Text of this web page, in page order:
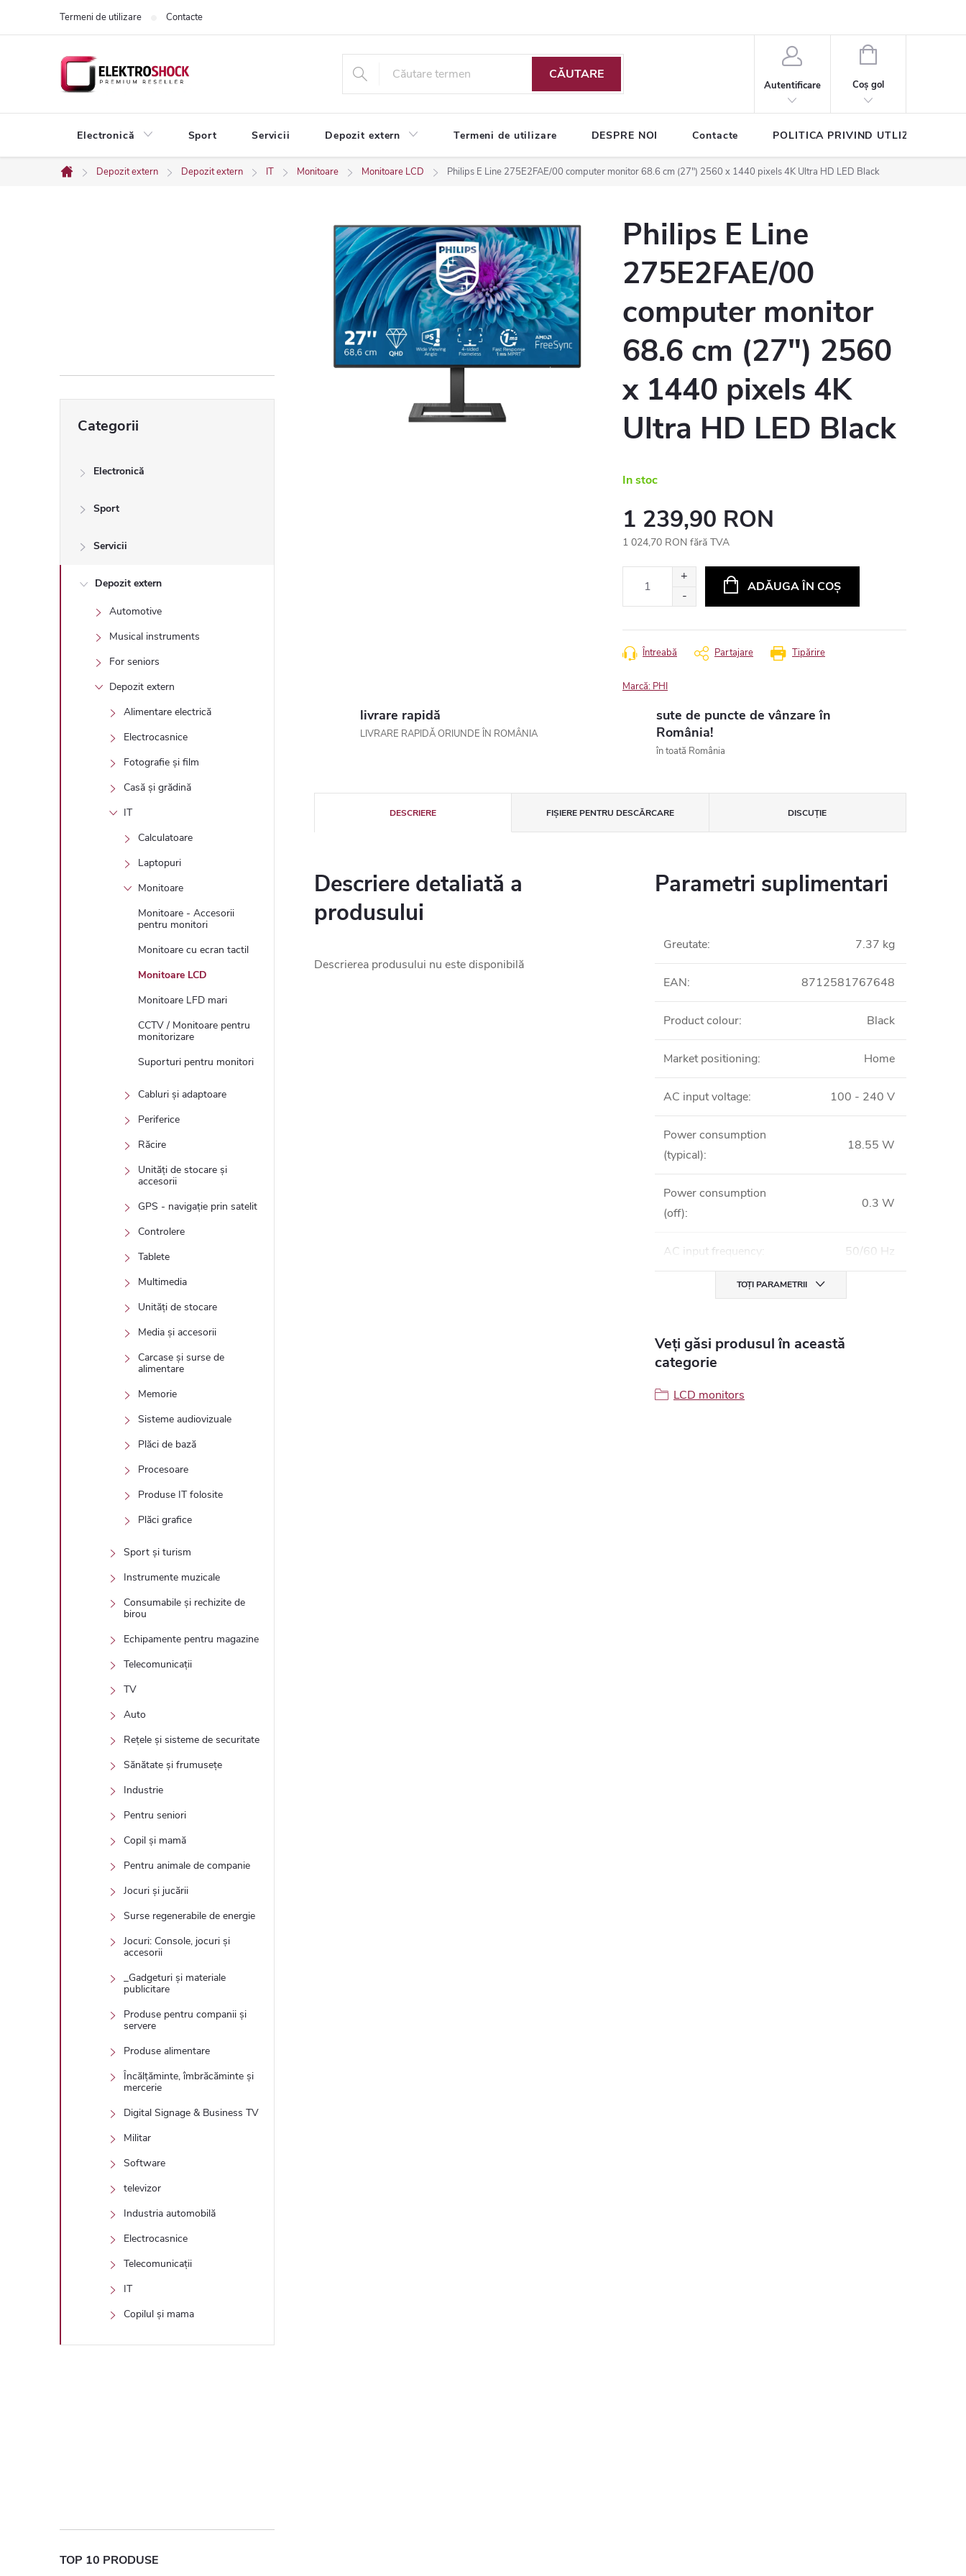
Termeni de utilizare Contacte
CĂUTARE
Autentificare
COŞ
CUMPĂRĂTURI
Coş gol
Electronică Sport Servicii Depozit extern Termeni de utilizare DESPRE NOI Contacte POLITICA PRIVIND UTLIZAREA
Acasă
Depozit extern Depozit extern IT Monitoare Monitoare LCD Philips E Line 275E2FAE/00 computer monitor 68.6 cm (27") 2560 x 1440 pixels 4K Ultra HD LED Black
l
a
a
pesteCategorii
Electronică
Sport
Servicii
Depozit extern
Automotive
Musical instruments
For seniors
Depozit extern
Alimentare electrică
Electrocasnice
Fotografie și film
Casă și grădină
IT
Calculatoare
Laptopuri
Monitoare
Monitoare - Accesorii
pentru monitori
Monitoare cu ecran tactil
Monitoare LCD
Monitoare LFD mari
CCTV / Monitoare pentru
monitorizare
Suporturi pentru monitori
Cabluri și adaptoare
Periferice
Răcire
Unități de stocare și
accesorii
GPS - navigație prin satelit
Controlere
Tablete
Multimedia
Unități de stocare
Media și accesorii
Carcase și surse de
alimentare
Memorie
Sisteme audiovizuale
Plăci de bază
Procesoare
Produse IT folosite
Plăci grafice
Sport și turism
Instrumente muzicale
Consumabile și rechizite de
birou
Echipamente pentru magazine
Telecomunicații
TV
Auto
Rețele și sisteme de securitate
Sănătate și frumusețe
Industrie
Pentru seniori
Copil și mamă
Pentru animale de companie
Jocuri și jucării
Surse regenerabile de energie
Jocuri: Console, jocuri și
accesorii
_Gadgeturi și materiale
publicitare
Produse pentru companii și
servere
Produse alimentare
Încălțăminte, îmbrăcăminte și
mercerie
Digital Signage & Business TV
Militar
Software
televizor
Industria automobilă
Electrocasnice
Telecomunicații
IT
Copilul și mama
TOP 10 PRODUSE
Philips E Line
275E2FAE/00
computer monitor
68.6 cm (27") 2560
x 1440 pixels 4K
Ultra HD LED Black
In stoc
1 239,90 RON
1 024,70 RON fără TVA
ADĂUGA ÎN COŞ
Tipărire
Întreabă Partajare
Marcă: PHI
livrare rapidă
LIVRARE RAPIDĂ ORIUNDE ÎN ROMÂNIA
sute de puncte de vânzare în
România!
în toată România
DESCRIERE FIȘIERE PENTRU DESCĂRCARE DISCUŢIE
Descriere detaliată a
produsului
Descrierea produsului nu este disponibilă
Parametri suplimentari
Greutate: 7.37 kg
EAN: 8712581767648
Product colour: Black
Market positioning: Home
AC input voltage: 100 - 240 V
Power consumption
(typical):
18.55 W
Power consumption
(off):
0.3 W
AC input frequency: 50/60 Hz
TOȚI PARAMETRII
Veți găsi produsul în această
categorie
LCD monitors